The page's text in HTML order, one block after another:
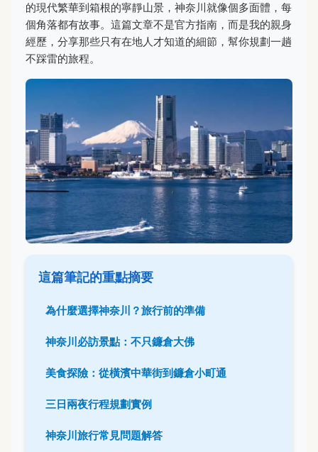
的現代繁華到箱根的寧靜山景，神奈川就像個多面體，每
個角落都有故事。這篇文章不是官方指南，而是我的親身
經歷，分享那些只有在地人才知道的細節，幫你規劃一趟
不踩雷的旅程。
這篇筆記的重點摘要
為什麼選擇神奈川？旅行前的準備
神奈川必訪景點：不只鐮倉大佛
美食探險：從橫濱中華街到鐮倉小町通
三日兩夜行程規劃實例
神奈川旅行常見問題解答